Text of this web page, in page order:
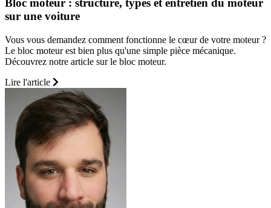
Bloc moteur : structure, types et entretien du moteur
sur une voiture
Vous vous demandez comment fonctionne le cœur de votre moteur ?
Le bloc moteur est bien plus qu'une simple pièce mécanique.
Découvrez notre article sur le bloc moteur.
Lire l'article